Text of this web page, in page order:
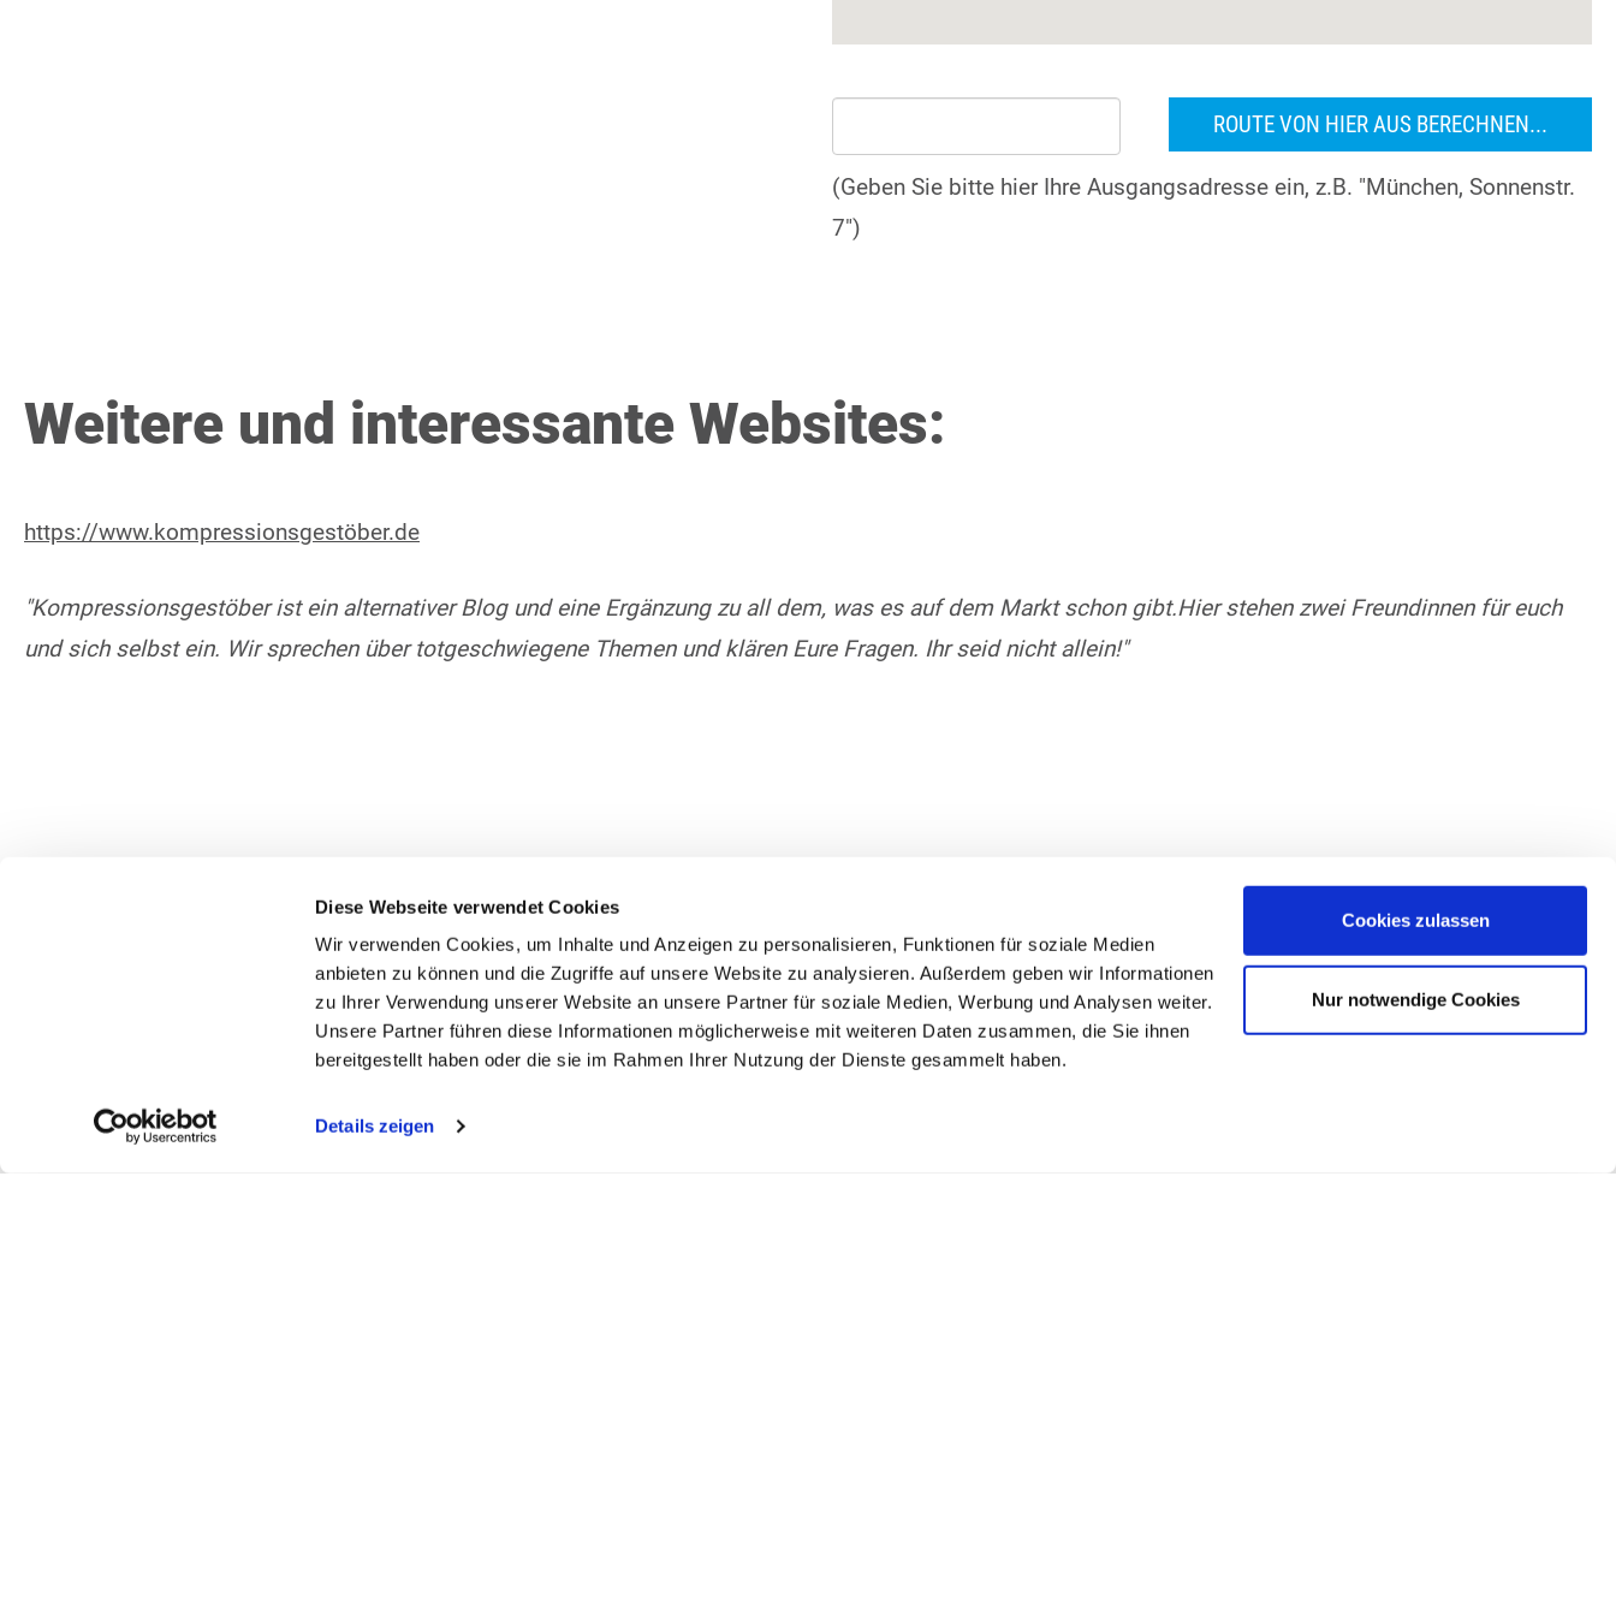
Diese Webseite verwendet Cookies
Wir verwenden Cookies, um Inhalte und Anzeigen zu personalisieren, Funktionen für soziale Medien
anbieten zu können und die Zugriffe auf unsere Website zu analysieren. Außerdem geben wir Informationen
zu Ihrer Verwendung unserer Website an unsere Partner für soziale Medien, Werbung und Analysen weiter.
Unsere Partner führen diese Informationen möglicherweise mit weiteren Daten zusammen, die Sie ihnen
bereitgestellt haben oder die sie im Rahmen Ihrer Nutzung der Dienste gesammelt haben.
Details zeigen
Cookies zulassen
Nur notwendige Cookies
(Geben Sie bitte hier Ihre Ausgangsadresse ein, z.B. "München, Sonnenstr.
7")
Weitere und interessante Websites:
https://www.kompressionsgestöber.de
"Kompressionsgestöber ist ein alternativer Blog und eine Ergänzung zu all dem, was es auf dem Markt schon gibt.Hier stehen zwei Freundinnen für euch
und sich selbst ein. Wir sprechen über totgeschwiegene Themen und klären Eure Fragen. Ihr seid nicht allein!"